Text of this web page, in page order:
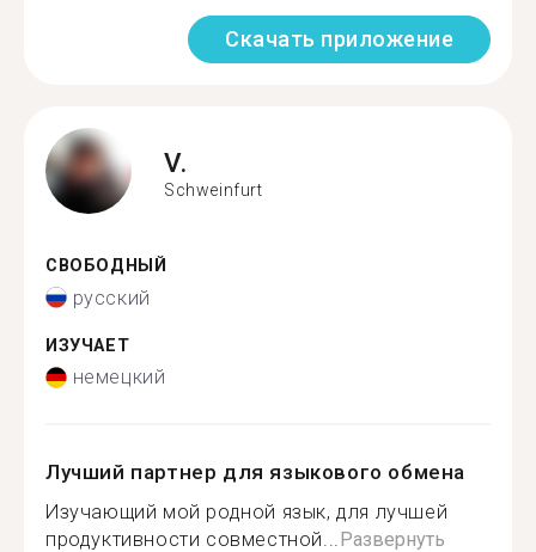
Скачать приложение
V.
Schweinfurt
СВОБОДНЫЙ
русский
ИЗУЧАЕТ
немецкий
Лучший партнер для языкового обмена
Изучающий мой родной язык, для лучшей
продуктивности совместной...Развернуть